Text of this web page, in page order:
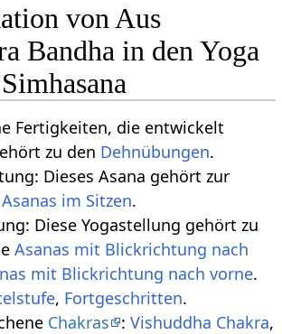
von Aus
Bandha in den Yoga
Fertigkeiten, die entwickelt
zu den Dehnübungen.
Dieses Asana gehört zur
Asanas im Sitzen.
Diese Yogastellung gehört zu
Asanas mit Blickrichtung nach
mit Blickrichtung nach vorne.
, Fortgeschritten.
Chakras : Vishuddha Chakra,